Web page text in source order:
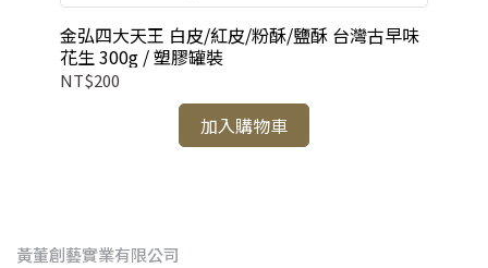
金弘四大天王 白皮/紅皮/粉酥/鹽酥 台灣古早味
花生 300g / 塑膠罐裝
NT$200
加入購物車
黃董創藝實業有限公司